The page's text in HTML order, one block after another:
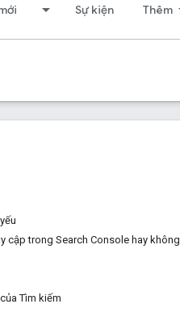
Sự kiện Thêm
cập trong Search Console hay không
Tìm kiếm